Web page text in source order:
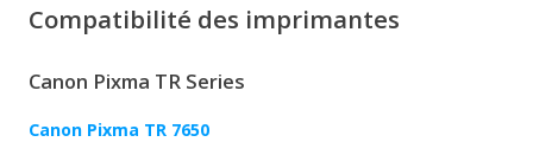
Compatibilité des imprimantes
Canon Pixma TR Series
Canon Pixma TR 7650